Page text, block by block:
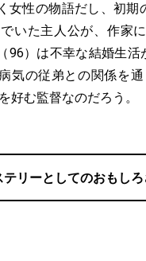
女性の物語だし、初期
いた主人公が、作家
96）は不幸な結婚生
気の従弟との関係を
好む監督なのだろう。
テリーとしてのおもしろ